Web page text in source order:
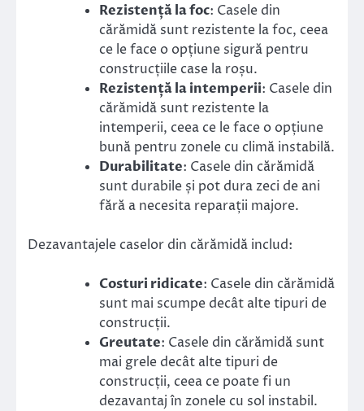
Rezistență la foc: Casele din
cărămidă sunt rezistente la foc, ceea
ce le face o opțiune sigură pentru
construcțiile case la roșu.
Rezistență la intemperii: Casele din
cărămidă sunt rezistente la
intemperii, ceea ce le face o opțiune
bună pentru zonele cu climă instabilă.
Durabilitate: Casele din cărămidă
sunt durabile și pot dura zeci de ani
fără a necesita reparații majore.
Dezavantajele caselor din cărămidă includ:
Costuri ridicate: Casele din cărămidă
sunt mai scumpe decât alte tipuri de
construcții.
Greutate: Casele din cărămidă sunt
mai grele decât alte tipuri de
construcții, ceea ce poate fi un
dezavantaj în zonele cu sol instabil.